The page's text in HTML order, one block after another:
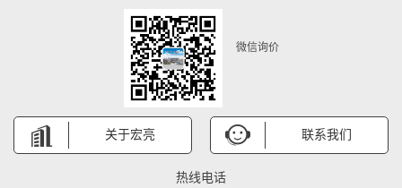
微信询价
关于宏亮 联系我们
热线电话